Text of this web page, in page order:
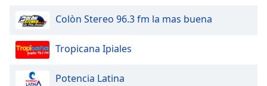
Family
Reset
Colòn Stereo 96.3 fm la mas buena
Tropicana Ipiales
Potencia Latina